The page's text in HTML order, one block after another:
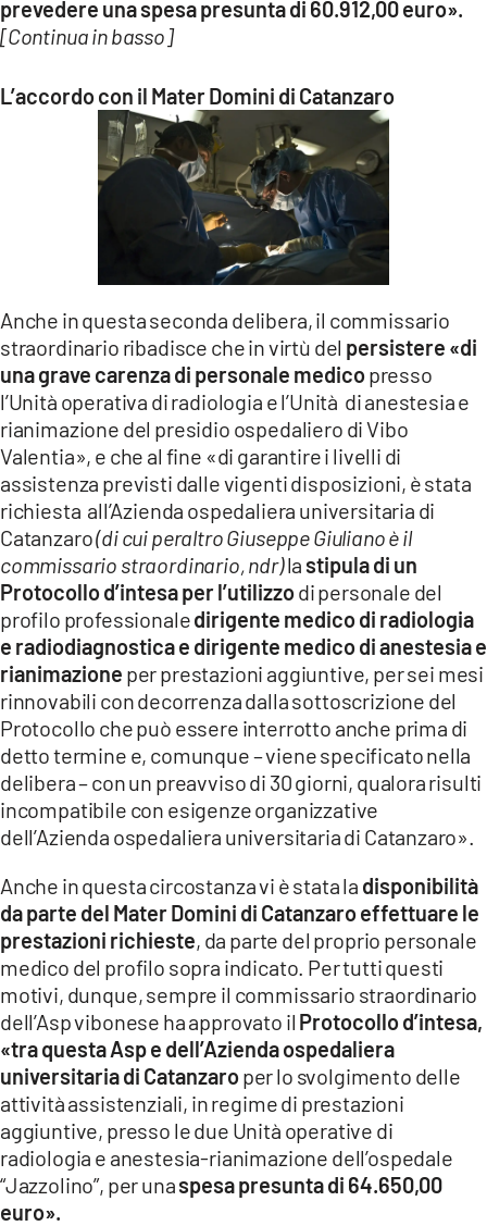
prevedere una spesa presunta di 60.912,00 euro».
[Continua in basso]
L’accordo con il Mater Domini di Catanzaro
Anche in questa seconda delibera, il commissario
straordinario ribadisce che in virtù del persistere «di
una grave carenza di personale medicopresso
l’Unità operativa di radiologia e l’Unità di anestesia e
rianimazione del presidio ospedaliero di Vibo
Valentia», e che al fine «di garantire i livelli di
assistenza previsti dalle vigenti disposizioni, è stata
richiesta all’Azienda ospedaliera universitaria di
Catanzaro(di cui peraltro Giuseppe Giuliano è il
commissario straordinario, ndr)la stipula di un
Protocollo d’intesa per l’utilizzodi personale del
profilo professionaledirigente medico di radiologia
e radiodiagnostica e dirigente medico di anestesia e
rianimazione per prestazioni aggiuntive, per sei mesi
rinnovabili con decorrenza dalla sottoscrizione del
Protocollo che può essere interrotto anche prima di
detto termine e, comunque – viene specificato nella
delibera – con un preavviso di 30 giorni, qualora risulti
incompatibile con esigenze organizzative
dell’Azienda ospedaliera universitaria di Catanzaro».
Anche in questa circostanza vi è stata la disponibilità
da parte del Mater Domini di Catanzaro effettuare le
prestazioni richieste, da parte del proprio personale
medico del profilo sopra indicato. Per tutti questi
motivi, dunque, sempre il commissario straordinario
dell’Asp vibonese ha approvato il Protocollo d’intesa,
«tra questa Asp e dell’Azienda ospedaliera
universitaria di Catanzaroper lo svolgimento delle
attività assistenziali, in regime di prestazioni
aggiuntive, presso le due Unità operative di
radiologia e anestesia-rianimazione dell’ospedale
“Jazzolino”, per unaspesa presunta di 64.650,00
euro».